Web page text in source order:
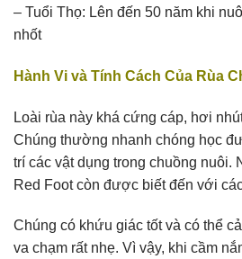
– Tuổi Thọ: Lên đến 50 năm khi
nhốt
Hành Vi và Tính Cách Của Rùa
Loài rùa này khá cứng cáp, hơi
Chúng thường nhanh chóng học
trí các vật dụng trong chuồng nuôi.
Red Foot còn được biết đến với
Chúng có khứu giác tốt và có thể
va chạm rất nhẹ. Vì vậy, khi cầm